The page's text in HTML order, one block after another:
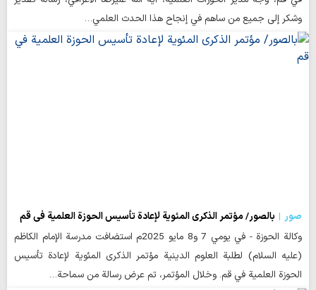
وشكر إلى جميع من ساهم في إنجاح هذا الحدث العلمي…
صور
بالصور/ مؤتمر الذكرى المئوية لإعادة تأسيس الحوزة العلمية في قم
وكالة الحوزة - في يومي 7 و8 مايو 2025م استضافت مدرسة الإمام الكاظم
(عليه السلام) لطلبة العلوم الدينية مؤتمر الذكرى المئوية لإعادة تأسيس
الحوزة العلمية في قم. وخلال المؤتمر، تم عرض رسالة من سماحة…